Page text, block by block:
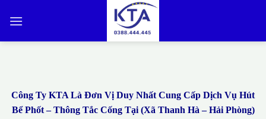
qua
Công Ty KTA Là Đơn Vị Duy Nhất Cung Cấp Dịch Vụ Hút
Bể Phốt – Thông Tắc Cống Tại (Xã Thanh Hà – Hải Phòng)